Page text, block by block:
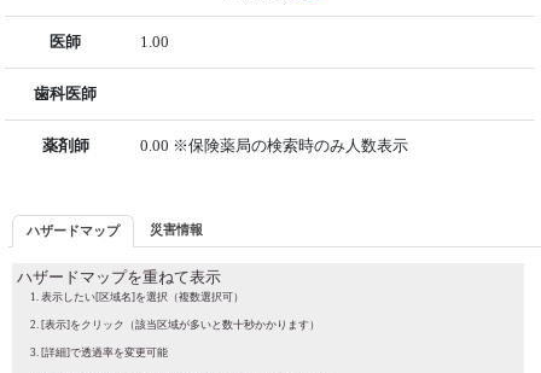
医師 1.00
歯科医師
薬剤師 0.00 ※保険薬局の検索時のみ人数表示
ハザードマップ 災害情報
ハザードマップを重ねて表示
表示したい[区域名]を選択（複数選択可）
[表示]をクリック（該当区域が多いと数十秒かかります）
[詳細]で透過率を変更可能